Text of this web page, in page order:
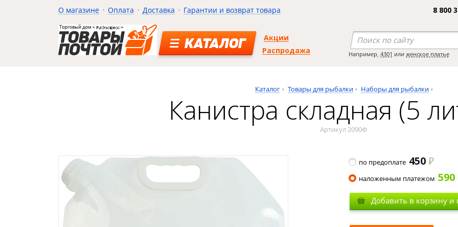
О магазине Оплата Доставка Гарантии и возврат товара 8 800
КАТАЛОГ
Акции
Распродажа
Например, 4301 или женское платье
Каталог Товары для рыбалки Наборы для рыбалки
Канистра складная (5
Артикул 2090Ф
по предоплате 450
наложенным платежом 590
Добавить в корзину